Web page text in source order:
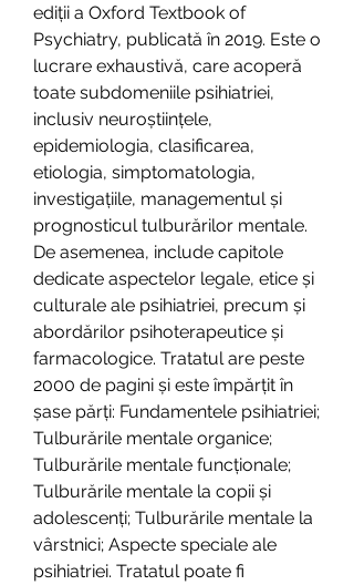
ediții a Oxford Textbook of
Psychiatry, publicată în 2019. Este o
lucrare exhaustivă, care acoperă
toate subdomeniile psihiatriei,
inclusiv neuroștiințele,
epidemiologia, clasificarea,
etiologia, simptomatologia,
investigațiile, managementul și
prognosticul tulburărilor mentale.
De asemenea, include capitole
dedicate aspectelor legale, etice și
culturale ale psihiatriei, precum și
abordărilor psihoterapeutice și
farmacologice. Tratatul are peste
2000 de pagini și este împărțit în
șase părți: Fundamentele psihiatriei;
Tulburările mentale organice;
Tulburările mentale funcționale;
Tulburările mentale la copii și
adolescenți; Tulburările mentale la
vârstnici; Aspecte speciale ale
psihiatriei. Tratatul poate fi